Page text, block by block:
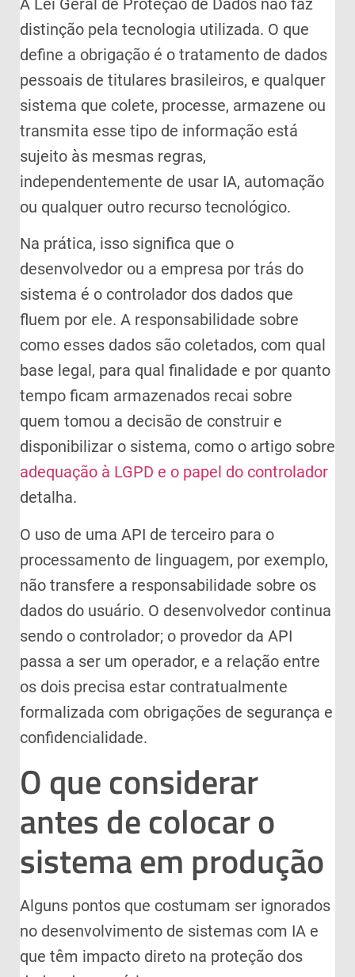
A Lei Geral de Proteção de Dados não faz
distinção pela tecnologia utilizada. O que
define a obrigação é o tratamento de dados
pessoais de titulares brasileiros, e qualquer
sistema que colete, processe, armazene ou
transmita esse tipo de informação está
sujeito às mesmas regras,
independentemente de usar IA, automação
ou qualquer outro recurso tecnológico.
Na prática, isso significa que o
desenvolvedor ou a empresa por trás do
sistema é o controlador dos dados que
fluem por ele. A responsabilidade sobre
como esses dados são coletados, com qual
base legal, para qual finalidade e por quanto
tempo ficam armazenados recai sobre
quem tomou a decisão de construir e
disponibilizar o sistema, como o artigo sobre
adequação à LGPD e o papel do controlador
detalha.
O uso de uma API de terceiro para o
processamento de linguagem, por exemplo,
não transfere a responsabilidade sobre os
dados do usuário. O desenvolvedor continua
sendo o controlador; o provedor da API
passa a ser um operador, e a relação entre
os dois precisa estar contratualmente
formalizada com obrigações de segurança e
confidencialidade.
O que considerar
antes de colocar o
sistema em produção
Alguns pontos que costumam ser ignorados
no desenvolvimento de sistemas com IA e
que têm impacto direto na proteção dos